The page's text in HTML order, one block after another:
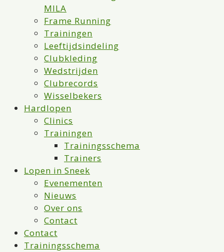
MILA
Frame Running
Trainingen
Leeftijdsindeling
Clubkleding
Wedstrijden
Clubrecords
Wisselbekers
Hardlopen
Clinics
Trainingen
Trainingsschema
Trainers
Lopen in Sneek
Evenementen
Nieuws
Over ons
Contact
Contact
Trainingsschema